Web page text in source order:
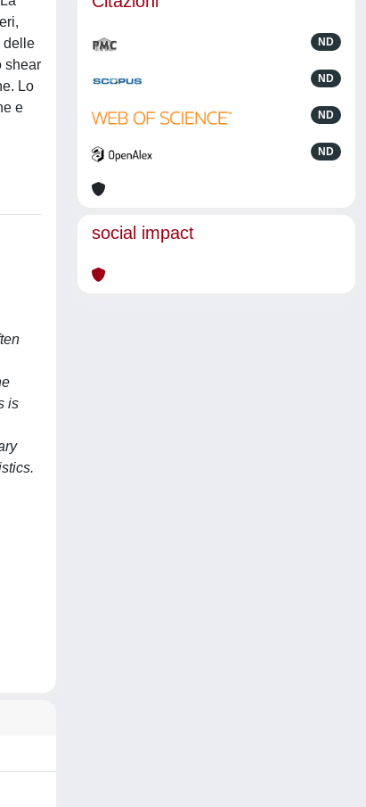
delle
shear
Lo
e
is
ND
ND
ND
ND
social impact